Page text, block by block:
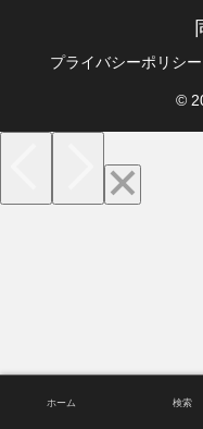
プライバシーポリシー
©
ホーム 検索